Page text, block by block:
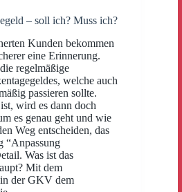
– soll ich? Muss ich?
Kunden bekommen
eine Erinnerung.
regelmäßige
welche auch
passieren sollte.
wird es dann doch
es genau geht und wie
Weg entscheiden, das
“Anpassung
Was ist das
Mit dem
der GKV dem